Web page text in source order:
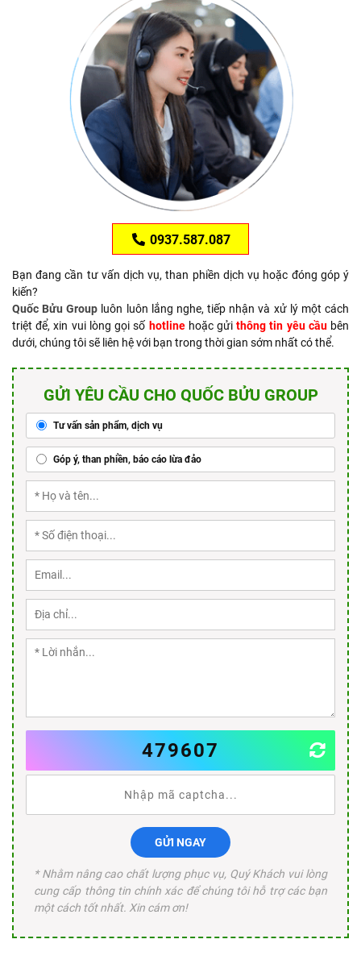
0937.587.087
Bạn đang cần tư vấn dịch vụ, than phiền dịch vụ hoặc đóng góp ý
kiến?
Quốc Bửu Group luôn luôn lắng nghe, tiếp nhận và xử lý một cách
triệt để, xin vui lòng gọi số hotlinehoặc gửithông tin yêu cầubên
dưới, chúng tôi sẽ liên hệ với bạn trong thời gian sớm nhất có thể.
GỬI YÊU CẦU CHO QUỐC BỬU GROUP
Tư vấn sản phẩm, dịch vụ
Góp ý, than phiền, báo cáo lừa đảo
479607
GỬI NGAY
* Nhằm nâng cao chất lượng phục vụ, Quý Khách vui lòng
cung cấp thông tin chính xác để chúng tôi hỗ trợ các bạn
một cách tốt nhất. Xin cám ơn!